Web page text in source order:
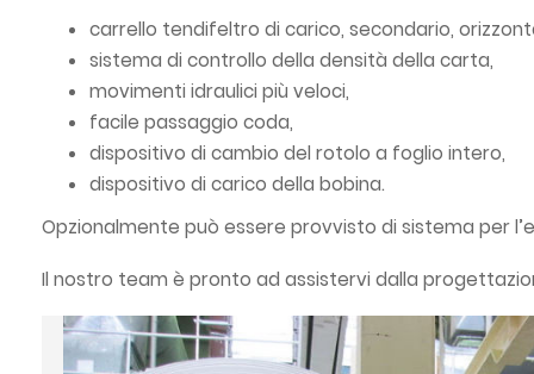
carrello tendifeltro di carico, secondario,
sistema di controllo della densità della carta,
movimenti idraulici più veloci,
facile passaggio coda,
dispositivo di cambio del rotolo a foglio intero,
dispositivo di carico della bobina.
Opzionalmente può essere provvisto di sistema per
Il nostro team è pronto ad assistervi dalla